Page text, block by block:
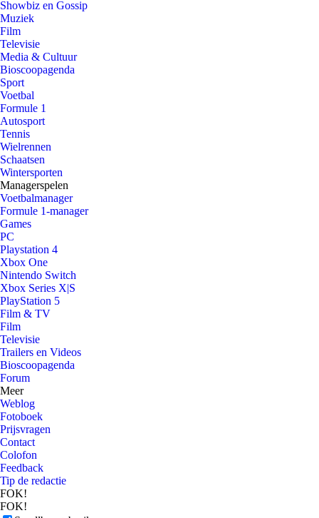
Showbiz en Gossip
Muziek
Film
Televisie
Media & Cultuur
Bioscoopagenda
Sport
Voetbal
Formule 1
Autosport
Tennis
Wielrennen
Schaatsen
Wintersporten
Managerspelen
Voetbalmanager
Formule 1-manager
Games
PC
Playstation 4
Xbox One
Nintendo Switch
Xbox Series X|S
PlayStation 5
Film & TV
Film
Televisie
Trailers en Videos
Bioscoopagenda
Forum
Meer
Weblog
Fotoboek
Prijsvragen
Contact
Colofon
Feedback
Tip de redactie
FOK!
FOK!